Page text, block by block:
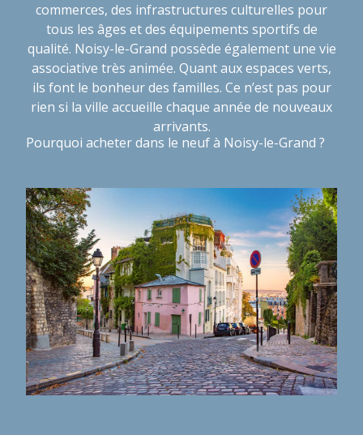
commerces, des infrastructures culturelles pour
tous les âges et des équipements sportifs de
qualité. Noisy-le-Grand possède également une vie
associative très animée. Quant aux espaces verts,
ils font le bonheur des familles. Ce n’est pas pour
rien si la ville accueille chaque année de nouveaux
arrivants.
Pourquoi acheter dans le neuf à Noisy-le-Grand ?